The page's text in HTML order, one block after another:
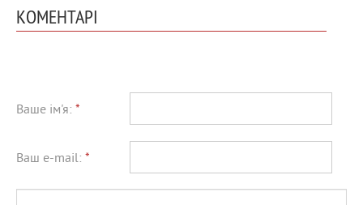
КОМЕНТАРІ
Ваше ім'я: *
Ваш e-mail: *